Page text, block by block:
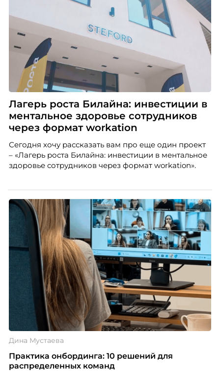
Лагерь роста Билайна: инвестиции в
ментальное здоровье сотрудников
через формат workation
Сегодня хочу рассказать вам про еще один проект
– «Лагерь роста Билайна: инвестиции в ментальное
здоровье сотрудников через формат workation».
Дина Мустаева
Практика онбординга: 10 решений для
распределенных команд